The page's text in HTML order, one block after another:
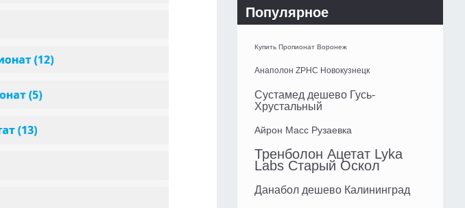
Популярное
Купить Пропионат Воронеж
Анаполон ZPHC Новокузнецк
Сустамед дешево Гусь-
Хрустальный
Айрон Масс Рузаевка
Тренболон Ацетат Lyka
Labs Старый Оскол
Данабол дешево Калининград